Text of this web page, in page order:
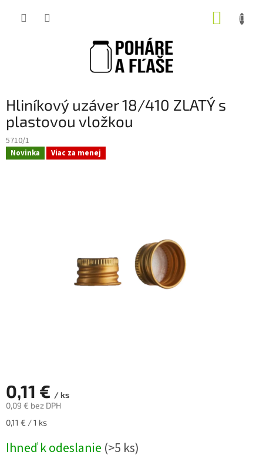
Hliníkový uzáver 18/410 ZLATÝ s
plastovou vložkou
5710/1
Novinka Viac za menej
0,11 € / ks
0,09 € bez DPH
Jednotková
0,11 € / 1 ks
Ihneď k odeslanie (>5 ks)